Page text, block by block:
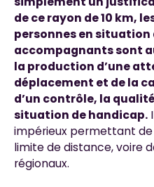
de ce rayon de 10 km,
personnes en situation
accompagnants sont
la production d’une
déplacement et de la
d’un contrôle, la
situation de handicap.
impérieux permettant
limite de distance, voire
régionaux.